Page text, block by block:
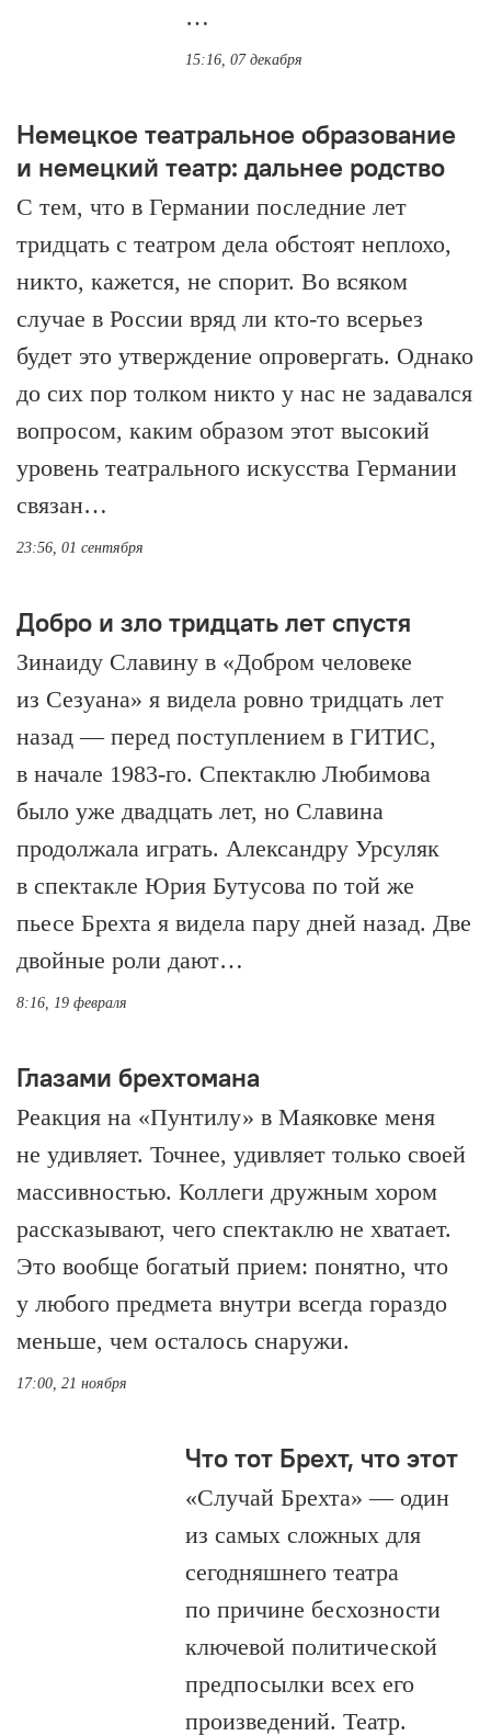
…
15:16, 07 декабря
Немецкое театральное образование
и немецкий театр: дальнее родство
С тем, что в Германии последние лет
тридцать с театром дела обстоят неплохо,
никто, кажется, не спорит. Во всяком
случае в России вряд ли кто-то всерьез
будет это утверждение опровергать. Однако
до сих пор толком никто у нас не задавался
вопросом, каким образом этот высокий
уровень театрального искусства Германии
связан…
23:56, 01 сентября
Добро и зло тридцать лет спустя
Зинаиду Славину в «Добром человеке
из Сезуана» я видела ровно тридцать лет
назад — перед поступлением в ГИТИС,
в начале 1983-го. Спектаклю Любимова
было уже двадцать лет, но Славина
продолжала играть. Александру Урсуляк
в спектакле Юрия Бутусова по той же
пьесе Брехта я видела пару дней назад. Две
двойные роли дают…
8:16, 19 февраля
Глазами брехтомана
Реакция на «Пунтилу» в Маяковке меня
не удивляет. Точнее, удивляет только своей
массивностью. Коллеги дружным хором
рассказывают, чего спектаклю не хватает.
Это вообще богатый прием: понятно, что
у любого предмета внутри всегда гораздо
меньше, чем осталось снаружи.
17:00, 21 ноября
Что тот Брехт, что этот
«Случай Брехта» — один
из самых сложных для
сегодняшнего театра
по причине бесхозности
ключевой политической
предпосылки всех его
произведений. Театр.